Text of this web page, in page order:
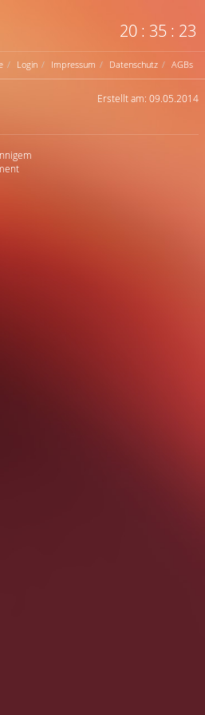
20 : 35 : 23
Login Impressum Datenschutz AGBs
Erstellt am: 09.05.2014